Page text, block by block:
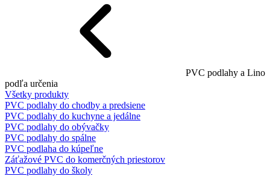
PVC podlahy a Lino
podľa určenia
Všetky produkty
PVC podlahy do chodby a predsiene
PVC podlahy do kuchyne a jedálne
PVC podlahy do obývačky
PVC podlahy do spálne
PVC podlaha do kúpeľne
Záťažové PVC do komerčných priestorov
PVC podlahy do školy